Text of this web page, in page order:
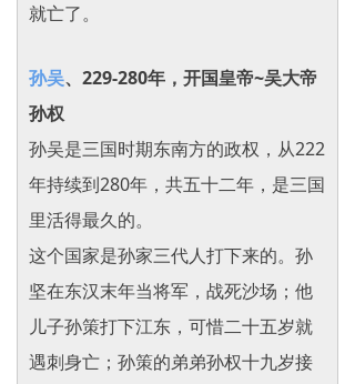
就亡了。
孙吴、229-280年，开国皇帝~吴大帝
孙权
孙吴是三国时期东南方的政权，从222
年持续到280年，共五十二年，是三国
里活得最久的。
这个国家是孙家三代人打下来的。孙
坚在东汉末年当将军，战死沙场；他
儿子孙策打下江东，可惜二十五岁就
遇刺身亡；孙策的弟弟孙权十九岁接